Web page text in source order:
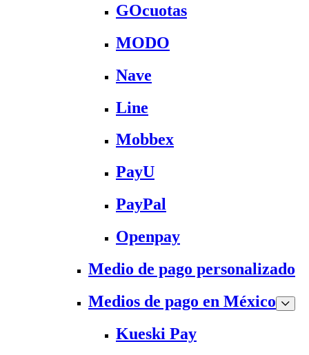
GOcuotas
MODO
Nave
Line
Mobbex
PayU
PayPal
Openpay
Medio de pago personalizado
Medios de pago en México
Kueski Pay